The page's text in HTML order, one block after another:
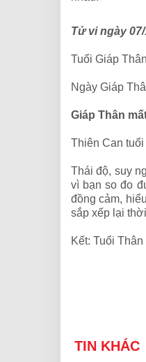
Tử vi ngày
Tuổi Giáp
Ngày Giáp
Giáp Thân
Thiên Can
Thái độ, suy
vì bạn so đo
đồng cảm,
sắp xếp lại
Kết: Tuổi
TIN KHÁC